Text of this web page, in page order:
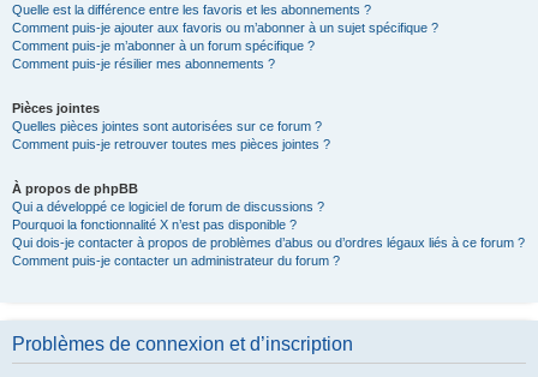
Quelle est la différence entre les favoris et les abonnements ?
Comment puis-je ajouter aux favoris ou m’abonner à un sujet spécifique ?
Comment puis-je m’abonner à un forum spécifique ?
Comment puis-je résilier mes abonnements ?
Pièces jointes
Quelles pièces jointes sont autorisées sur ce forum ?
Comment puis-je retrouver toutes mes pièces jointes ?
À propos de phpBB
Qui a développé ce logiciel de forum de discussions ?
Pourquoi la fonctionnalité X n’est pas disponible ?
Qui dois-je contacter à propos de problèmes d’abus ou d’ordres légaux liés à ce forum ?
Comment puis-je contacter un administrateur du forum ?
Problèmes de connexion et d’inscription